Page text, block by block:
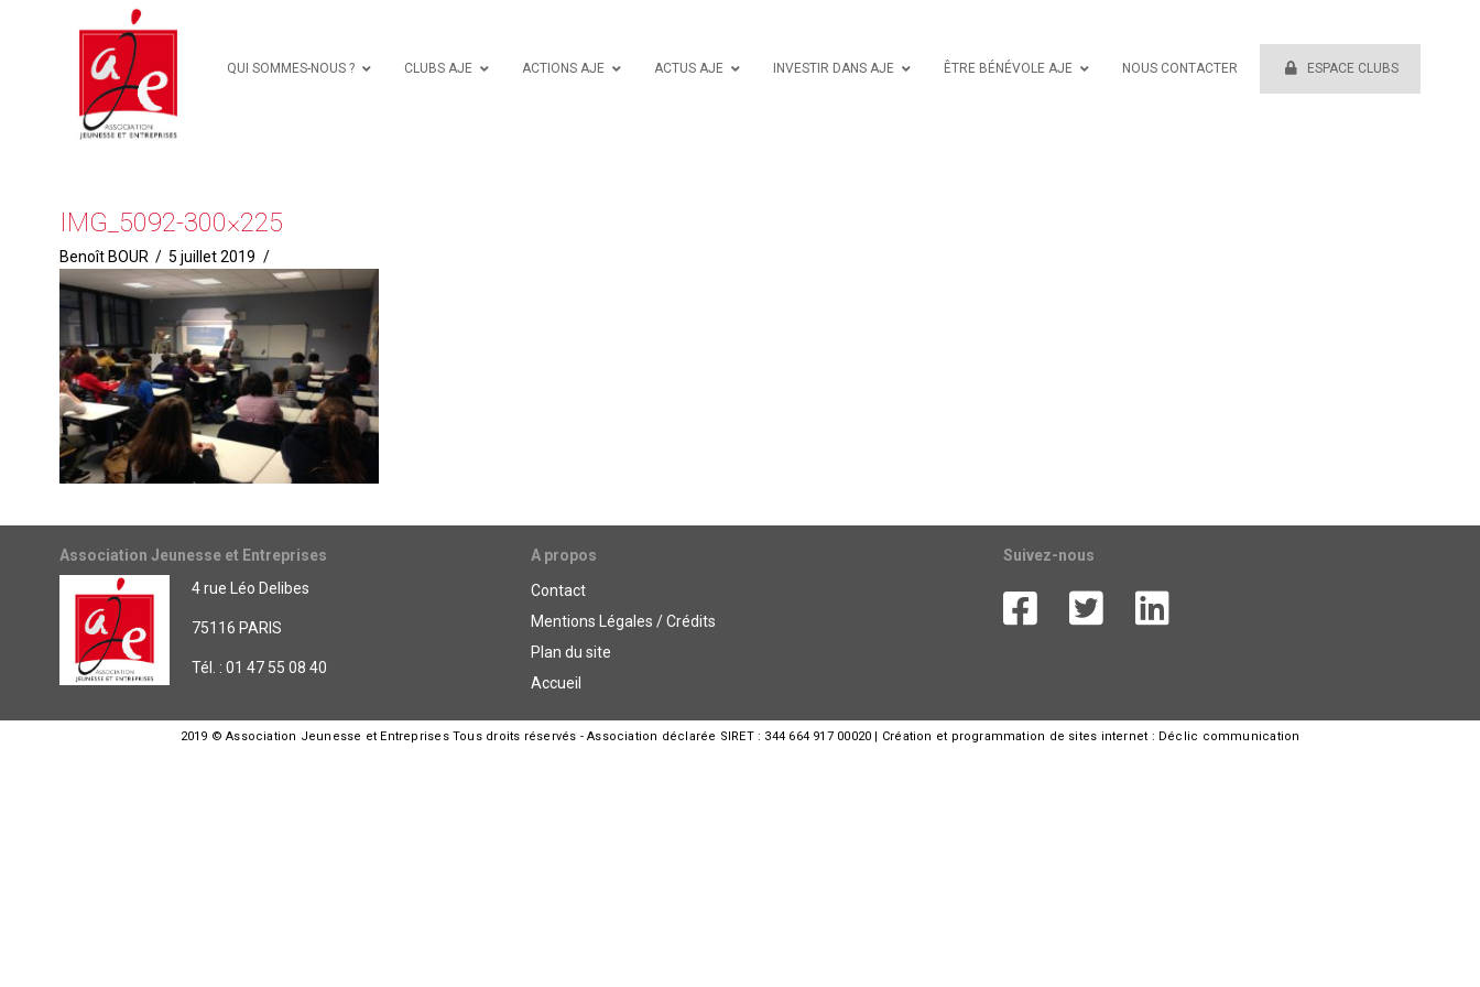
QUI SOMMES-NOUS ? CLUBS AJE ACTIONS AJE ACTUS AJE INVESTIR DANS AJE ÊTRE BÉNÉVOLE AJE NOUS CONTACTER ESPACE CLUBS
IMG_5092-300×225
Benoît BOUR 5 juillet 2019
Association Jeunesse et Entreprises
4 rue Léo Delibes
75116 PARIS
Tél. : 01 47 55 08 40
A propos
Contact
Mentions Légales / Crédits
Plan du site
Accueil
Suivez-nous
2019 © Association Jeunesse et Entreprises Tous droits réservés - Association déclarée SIRET : 344 664 917 00020 | Création et programmation de sites internet : Déclic communication